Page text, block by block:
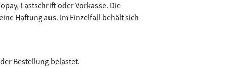
Lastschrift oder Vorkasse. Die
Haftung aus. Im Einzelfall behält sich
Bestellung belastet.